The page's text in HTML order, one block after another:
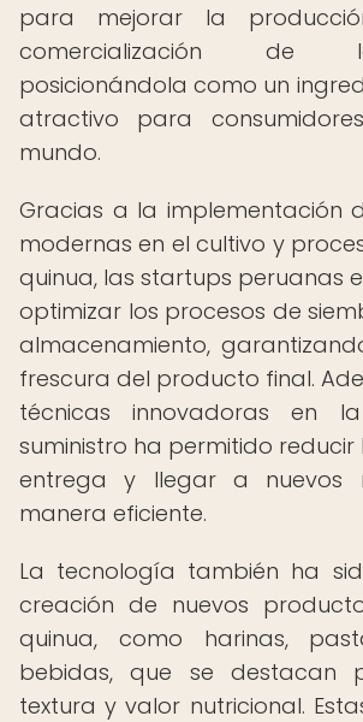
para mejorar la
comercialización de
posicionándola como un
atractivo para
mundo.
Gracias a la implementación
modernas en el cultivo y
quinua, las startups peruanas
optimizar los procesos de
almacenamiento,
frescura del producto final.
técnicas innovadoras en
suministro ha permitido reducir
entrega y llegar a nuevos
manera eficiente.
La tecnología también ha
creación de nuevos
quinua, como harinas,
bebidas, que se destacan
textura y valor nutricional.